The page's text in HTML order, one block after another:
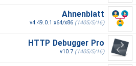
Ahnenblatt
v4.49.0.1 x64/x86 (1405/5/16)
HTTP Debugger Pro
v10.7 (1405/5/16)